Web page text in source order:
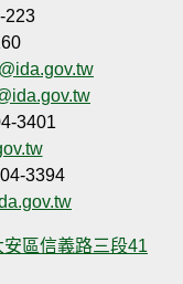
223
3401
3394
區信義路三段41